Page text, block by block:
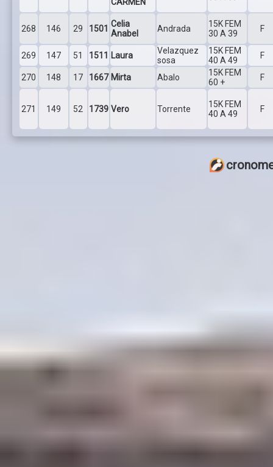
268 146 29 1501 Celia
Anabel
Andrada
15K FEM
30 A 39
F
269 147 51 1511 Laura
Velazquez
sosa
15K FEM
40 A 49
F
270 148 17 1667 Mirta Abalo
15K FEM
60 +
F
271 149 52 1739 Vero Torrente
15K FEM
40 A 49
F